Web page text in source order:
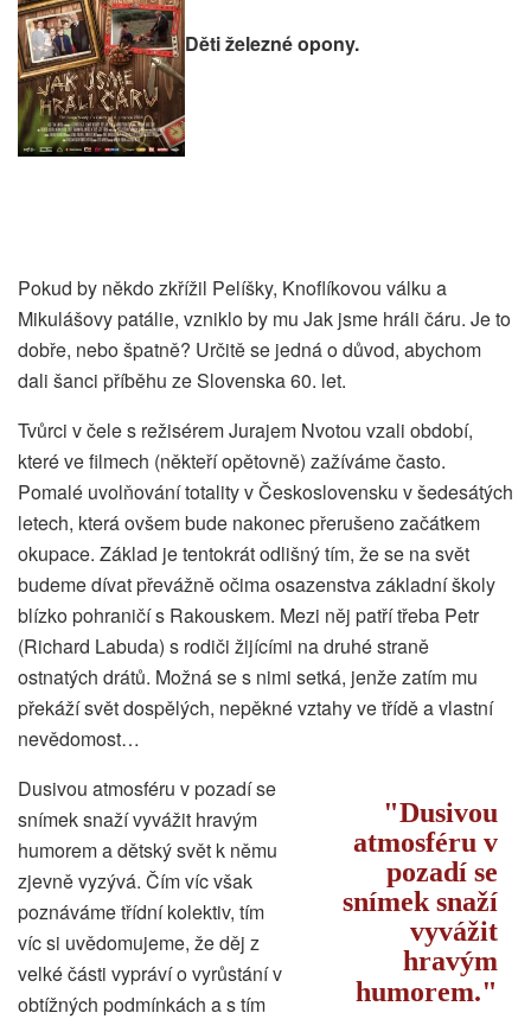
Děti železné opony.
Pokud by někdo zkřížil Pelíšky, Knoflíkovou válku a
Mikulášovy patálie, vzniklo by mu Jak jsme hráli čáru. Je to
dobře, nebo špatně? Určitě se jedná o důvod, abychom
dali šanci příběhu ze Slovenska 60. let.
Tvůrci v čele s režisérem Jurajem Nvotou vzali období,
které ve filmech (někteří opětovně) zažíváme často.
Pomalé uvolňování totality v Československu v šedesátých
letech, která ovšem bude nakonec přerušeno začátkem
okupace. Základ je tentokrát odlišný tím, že se na svět
budeme dívat převážně očima osazenstva základní školy
blízko pohraničí s Rakouskem. Mezi něj patří třeba Petr
(Richard Labuda) s rodiči žijícími na druhé straně
ostnatých drátů. Možná se s nimi setká, jenže zatím mu
překáží svět dospělých, nepěkné vztahy ve třídě a vlastní
nevědomost…
Dusivou
atmosféru v
pozadí se
snímek snaží
vyvážit
hravým
humorem.
Dusivou atmosféru v pozadí se
snímek snaží vyvážit hravým
humorem a dětský svět k němu
zjevně vyzývá. Čím víc však
poznáváme třídní kolektiv, tím
víc si uvědomujeme, že děj z
velké části vypráví o vyrůstání v
obtížných podmínkách a s tím